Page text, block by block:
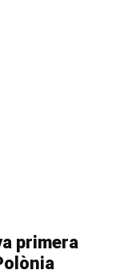
primera